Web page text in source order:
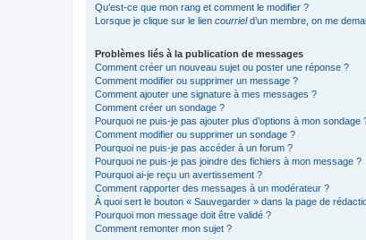
Qu’est-ce que mon rang et comment le modifier ?
Lorsque je clique sur le lien courrield’un membre, on me
Problèmes liés à la publication de messages
Comment créer un nouveau sujet ou poster une réponse ?
Comment modifier ou supprimer un message ?
Comment ajouter une signature à mes messages ?
Comment créer un sondage ?
Pourquoi ne puis-je pas ajouter plus d’options à mon sondage
Comment modifier ou supprimer un sondage ?
Pourquoi ne puis-je pas accéder à un forum ?
Pourquoi ne puis-je pas joindre des fichiers à mon message ?
Pourquoi ai-je reçu un avertissement ?
Comment rapporter des messages à un modérateur ?
À quoi sert le bouton « Sauvegarder » dans la page de
Pourquoi mon message doit être validé ?
Comment remonter mon sujet ?